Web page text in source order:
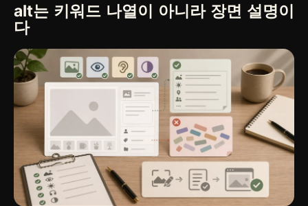
alt는 키워드 나열이 아니라 장면 설명이
다